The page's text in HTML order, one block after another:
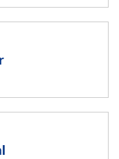
estoy de acuerdo con